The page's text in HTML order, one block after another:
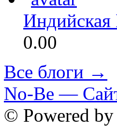
0.00
Все блоги →
No-Be —
© Powered by